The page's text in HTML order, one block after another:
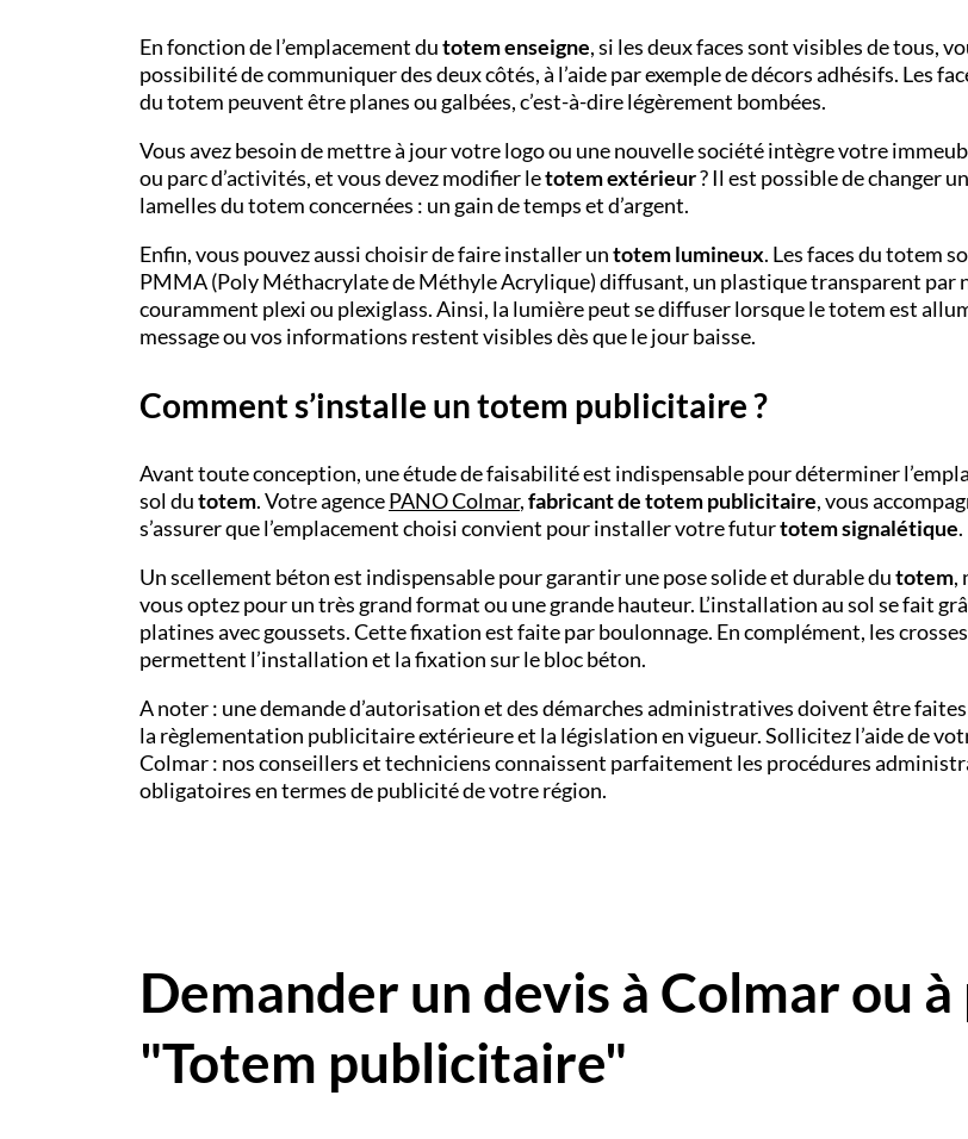
En fonction de l’emplacement dutotem enseigne, si les deux faces sont visibles de tous,
possibilité de communiquer des deux côtés, à l’aide par exemple de décors adhésifs. Les
du totem peuvent être planes ou galbées, c’est-à-dire légèrement bombées.
Vous avez besoin de mettre à jour votre logo ou une nouvelle société intègre votre
ou parc d’activités, et vous devez modifier letotemextérieur? Il est possible de changer
lamelles du totem concernées : un gain de temps et d’argent.
Enfin, vous pouvez aussi choisir de faire installer untotem lumineux. Les faces du totem
PMMA (Poly Méthacrylate de Méthyle Acrylique) diffusant, un plastique transparent par
couramment plexi ou plexiglass. Ainsi, la lumière peut se diffuser lorsque le totem est
message ou vos informations restent visibles dès que le jour baisse.
Comment s’installe un totem publicitaire ?
Avant toute conception, une étude de faisabilité est indispensable pour déterminer
sol dutotem. Votre agencePANO Colmar,fabricant de totem publicitaire, vous
s’assurer que l’emplacement choisi convient pour installer votre futurtotem signalétique.
Un scellement béton est indispensable pour garantir une pose solide et durable dutotem,
vous optez pour un très grand format ou une grande hauteur. L’installation au sol se fait
platines avec goussets. Cette fixation est faite par boulonnage. En complément, les crosses
permettent l’installation et la fixation sur le bloc béton.
A noter : une demande d’autorisation et des démarches administratives doivent être
la règlementation publicitaire extérieure et la législation en vigueur. Sollicitez l’aide de
Colmar: nos conseillers et techniciens connaissent parfaitement les procédures
obligatoires en termes de publicité de votre région.
Demander un devis à Colmar ou
"Totem publicitaire"